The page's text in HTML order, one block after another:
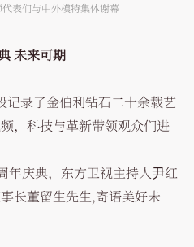
表们与中外模特集体谢幕
未来可期
记录了金伯利钻石二十余载艺
，科技与革新带领观众们进
年庆典，东方卫视主持人尹红
长董留生先生,寄语美好未